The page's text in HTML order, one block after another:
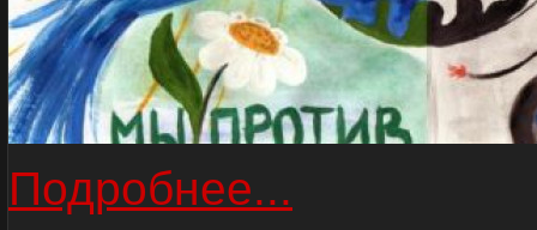
Подробнее...